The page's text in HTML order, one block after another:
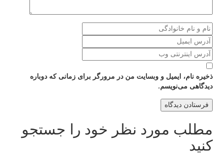
ذخیره نام، ایمیل و وبسایت من در مرورگر برای زمانی که دوباره
دیدگاهی می‌نویسم.
مطلب مورد نظر خود را جستجو
کنید